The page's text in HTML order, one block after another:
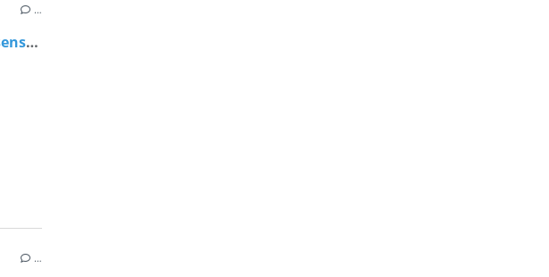
…
Les animaux sont doués de sensibilité:
…